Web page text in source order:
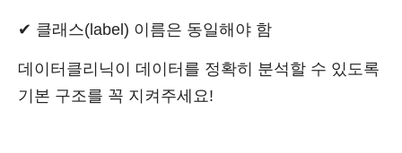
✔ 클래스(label) 이름은 동일해야 함
데이터클리닉이 데이터를 정확히 분석할 수 있도록
기본 구조를 꼭 지켜주세요!